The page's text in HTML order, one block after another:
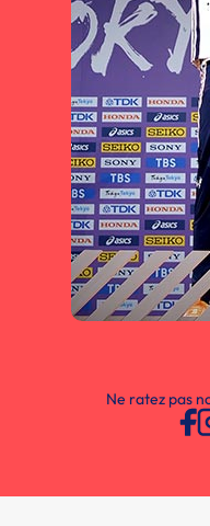
Ne ratez pas